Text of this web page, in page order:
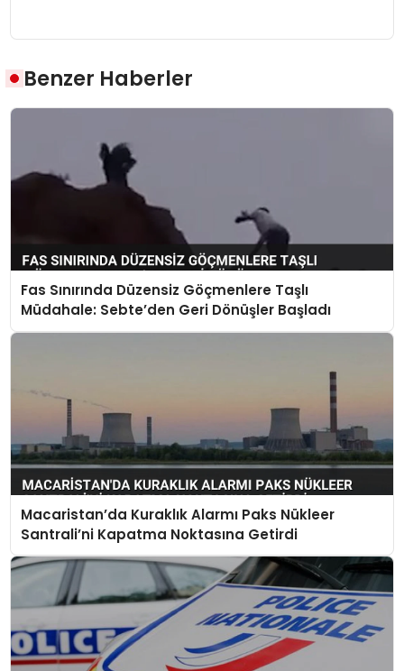
Benzer Haberler
Fas Sınırında Düzensiz Göçmenlere Taşlı
Müdahale: Sebte’den Geri Dönüşler Başladı
Macaristan’da Kuraklık Alarmı Paks Nükleer
Santrali’ni Kapatma Noktasına Getirdi